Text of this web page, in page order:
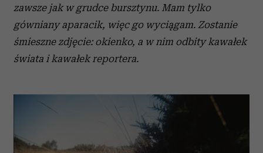
zawsze jak w grudce bursztynu. Mam tylko
gówniany aparacik, więc go wyciągam. Zostanie
śmieszne zdjęcie: okienko, a w nim odbity kawałek
świata i kawałek reportera.